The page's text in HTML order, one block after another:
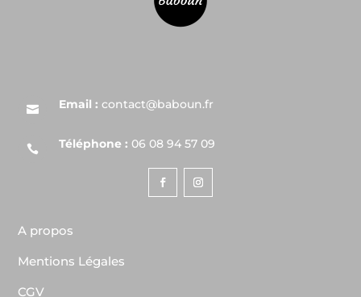
 Email : contact@baboun.fr
 Téléphone : 06 08 94 57 09
A propos
Mentions Légales
CGV